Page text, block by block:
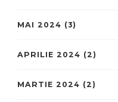
MAI 2024 (3)
APRILIE 2024 (2)
MARTIE 2024 (2)